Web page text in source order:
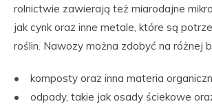
rolnictwie zawierają też miarodajne
jak cynk oraz inne metale, które są
roślin. Nawozy można zdobyć na różnej
• komposty oraz inna materia
• odpady, takie jak osady ściekowe